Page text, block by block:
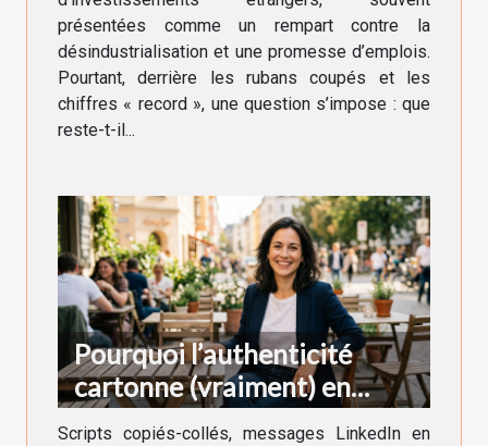
présentées comme un rempart contre la
désindustrialisation et une promesse d’emplois.
Pourtant, derrière les rubans coupés et les
chiffres « record », une question s’impose : que
reste-t-il...
Pourquoi l’authenticité
cartonne (vraiment) en
prospection
Scripts copiés-collés, messages LinkedIn en